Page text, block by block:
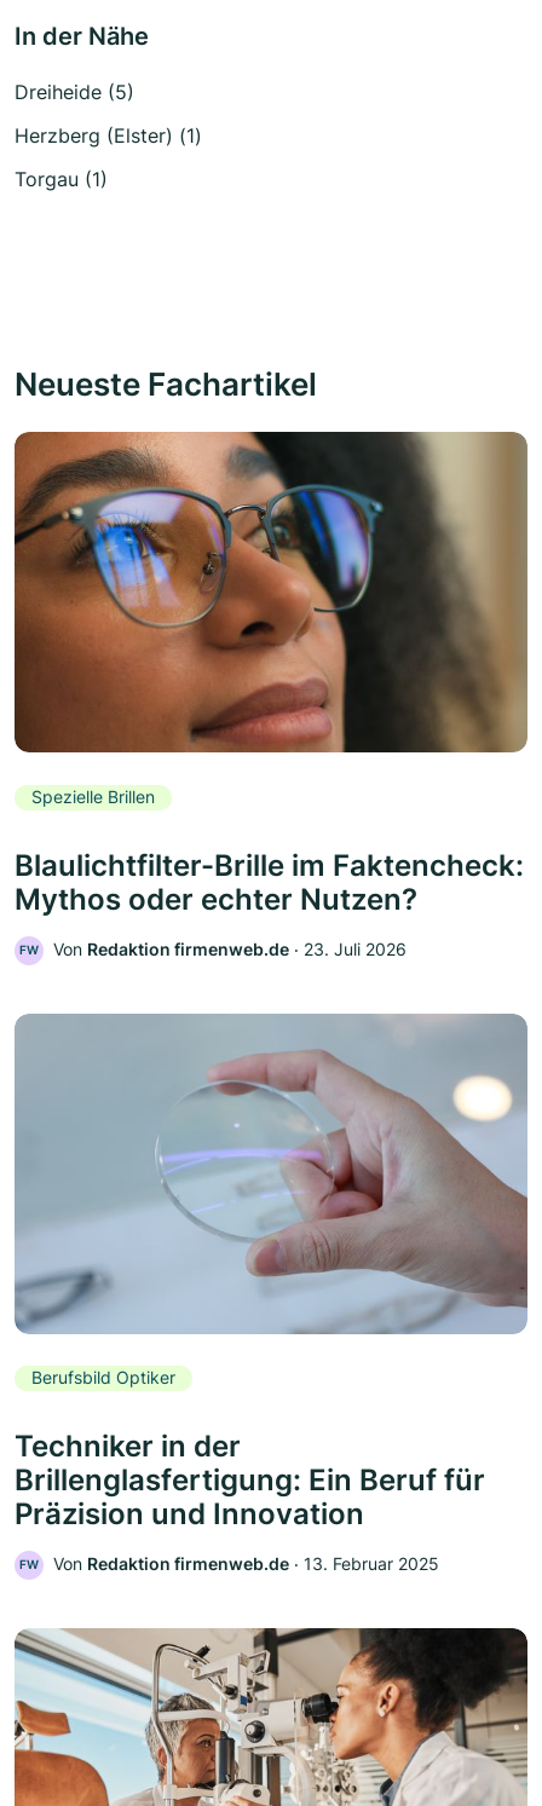
In der Nähe
Dreiheide (5)
Herzberg (Elster) (1)
Torgau (1)
Neueste Fachartikel
Spezielle Brillen
Blaulichtfilter-Brille im Faktencheck:
Mythos oder echter Nutzen?
FW Von Redaktion firmenweb.de ‧ 23. Juli 2026
Berufsbild Optiker
Techniker in der
Brillenglasfertigung: Ein Beruf für
Präzision und Innovation
FW Von Redaktion firmenweb.de ‧ 13. Februar 2025